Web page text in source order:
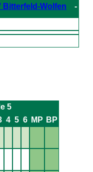
Bitterfeld-Wolfen -
5
4 5 6 MP BP